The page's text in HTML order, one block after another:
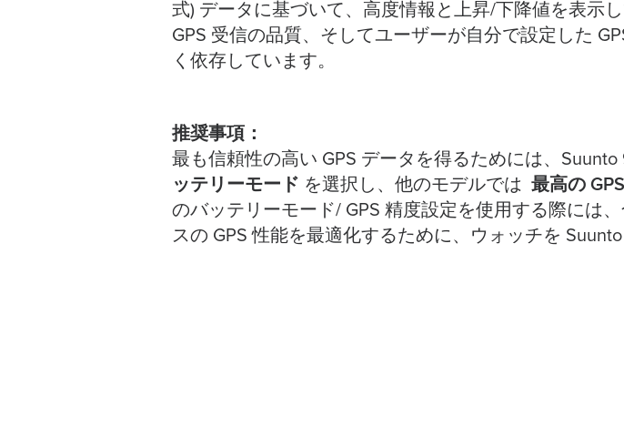
式) データに基づいて、高度情報と上昇/下降値を表示
GPS 受信の品質、そしてユーザーが自分で設定した
く依存しています。
推奨事項：
最も信頼性の高い GPS データを得るためには、
ッテリーモード を選択し、他のモデルでは 最高の
のバッテリーモード/ GPS 精度設定を使用する際には
スの GPS 性能を最適化するために、ウォッチを